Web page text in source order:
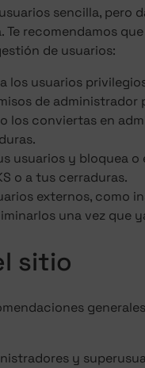
sencilla, pero
Te recomendamos
de usuarios:
los usuarios
de administrador
los conviertas en
usuarios y bloquea o
o a tus cerraduras.
externos, como
una vez que
sitio
y